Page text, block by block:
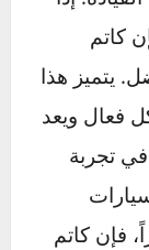
صوت
الأداء
كاتم